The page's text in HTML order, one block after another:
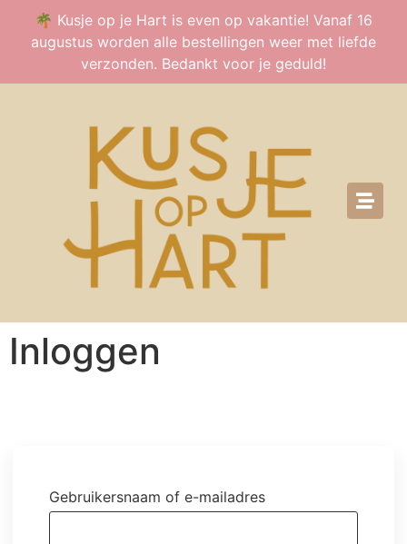
🌴 Kusje op je Hart is even op vakantie! Vanaf 16
augustus worden alle bestellingen weer met liefde
verzonden. Bedankt voor je geduld!
Inloggen
Gebruikersnaam of e-mailadres